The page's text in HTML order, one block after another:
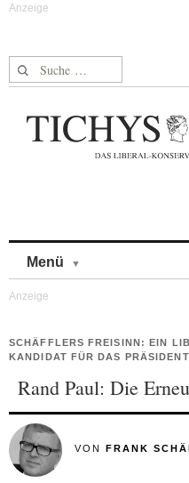
Suche nach:
Menü
SCHÄFFLERS FREISINN: EIN
KANDIDAT FÜR DAS
Rand Paul: Die
VON FRANK